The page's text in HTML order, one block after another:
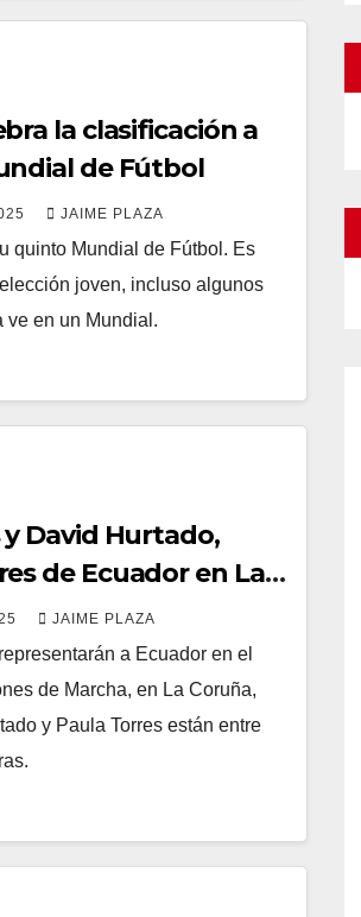
la clasificación a
de Fútbol
JAIME PLAZA
quinto Mundial de Fútbol. Es
joven, incluso algunos
ve en un Mundial.
y David Hurtado,
de Ecuador en La
JAIME PLAZA
a Ecuador en el
de Marcha, en La Coruña,
y Paula Torres están entre